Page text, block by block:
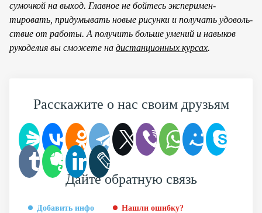
сумочкой на выход. Главное не бойтесь эксперимен­
тировать, придумы­вать новые рисунки и получать удоволь­
ствие от работы. А получить больше умений и навыков
рукоделия вы сможете на дистанционных курсах.
Расскажите о нас своим друзьям
Дайте обратную связь
Добавить инфо Нашли ошибку?